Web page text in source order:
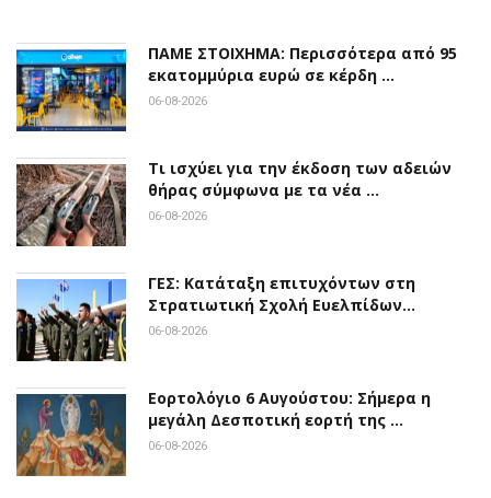
ΠΑΜΕ ΣΤΟΙΧΗΜΑ: Περισσότερα από 95
εκατομμύρια ευρώ σε κέρδη …
06-08-2026
Τι ισχύει για την έκδοση των αδειών
θήρας σύμφωνα με τα νέα …
06-08-2026
ΓΕΣ: Κατάταξη επιτυχόντων στη
Στρατιωτική Σχολή Ευελπίδων…
06-08-2026
Εορτολόγιο 6 Αυγούστου: Σήμερα η
μεγάλη Δεσποτική εορτή της …
06-08-2026